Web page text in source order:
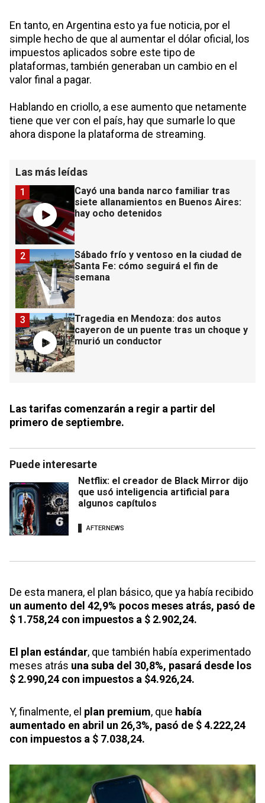
En tanto, en Argentina esto ya fue noticia, por el
simple hecho de que al aumentar el dólar oficial, los
impuestos aplicados sobre este tipo de
plataformas, también generaban un cambio en el
valor final a pagar.
Hablando en criollo, a ese aumento que netamente
tiene que ver con el país, hay que sumarle lo que
ahora dispone la plataforma de streaming.
Las más leídas
Cayó una banda narco familiar tras
siete allanamientos en Buenos Aires:
hay ocho detenidos
1
Sábado frío y ventoso en la ciudad de
Santa Fe: cómo seguirá el fin de
semana
2
Tragedia en Mendoza: dos autos
cayeron de un puente tras un choque y
murió un conductor
3
Las tarifas comenzarán a regir a partir del
primero de septiembre.
Puede interesarte
Netflix: el creador de Black Mirror dijo
que usó inteligencia artificial para
algunos capítulos
AFTERNEWS
De esta manera, el plan básico, que ya había recibido
un aumento del 42,9% pocos meses atrás, pasó de
$ 1.758,24 con impuestos a $ 2.902,24.
El plan estándar, que también había experimentado
meses atrás una suba del 30,8%, pasará desde los
$ 2.990,24 con impuestos a $4.926,24.
Y, finalmente, el plan premium, que había
aumentado en abril un 26,3%, pasó de $ 4.222,24
con impuestos a $ 7.038,24.